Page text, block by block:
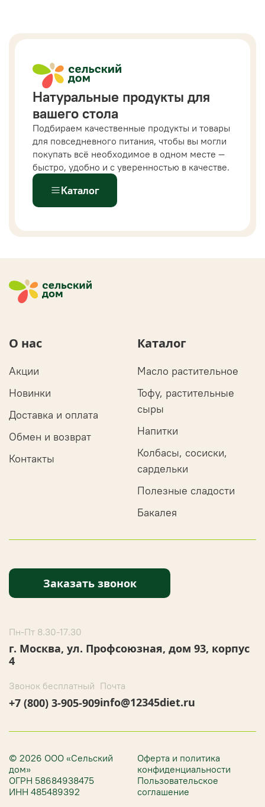
Натуральные продукты для
вашего стола
Подбираем качественные продукты и товары
для повседневного питания, чтобы вы могли
покупать всё необходимое в одном месте —
быстро, удобно и с уверенностью в качестве.
Каталог
О нас
Акции
Новинки
Доставка и оплата
Обмен и возврат
Контакты
Каталог
Масло растительное
Тофу, растительные
сыры
Напитки
Колбасы, сосиски,
сардельки
Полезные сладости
Бакалея
Заказать звонок
Пн-Пт 8.30-17.30
г. Москва, ул. Профсоюзная, дом 93, корпус
4
Звонок бесплатный
+7 (800) 3-905-909
Почта
info@12345diet.ru
© 2026 ООО «Сельский
дом»
ОГРН 58684938475
ИНН 485489392
Оферта и политика
конфиденциальности
Пользовательское
соглашение